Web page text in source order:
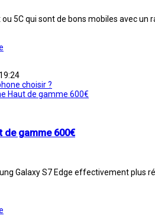
5C qui sont de bons mobiles avec un
choisir ?
Haut de gamme 600€
de gamme 600€
Galaxy S7 Edge effectivement plus